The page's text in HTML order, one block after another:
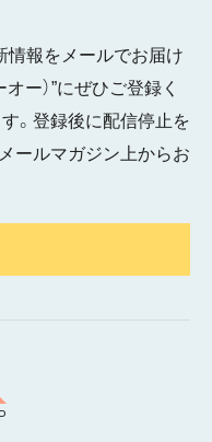
情報をメールでお届け
ー）”にぜひご登録く
。登録後に配信停止を
ールマガジン上からお